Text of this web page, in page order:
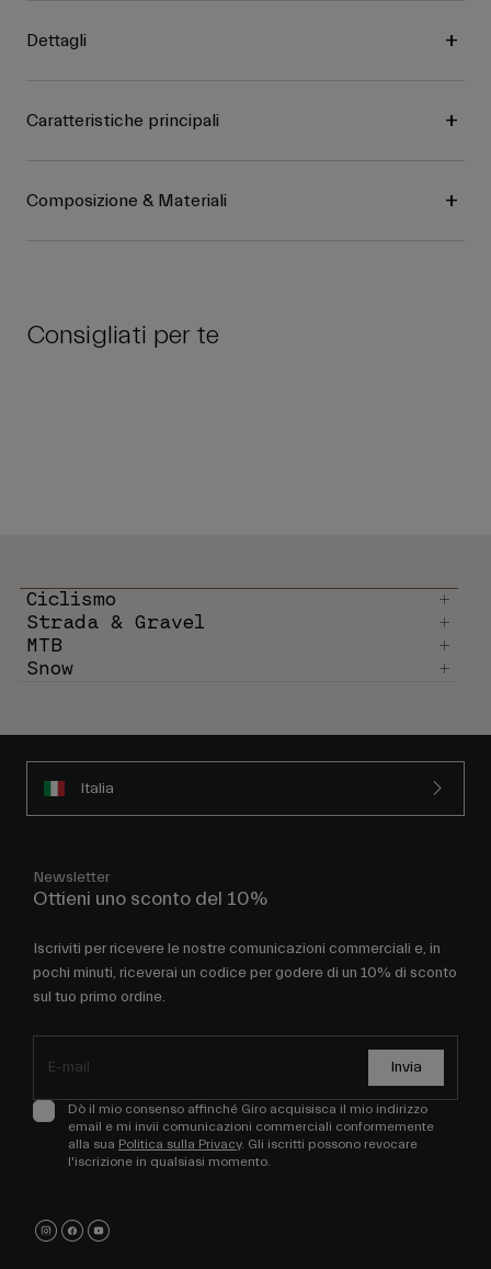
Dettagli
Caratteristiche principali
Composizione & Materiali
Consigliati per te
Ciclismo
Strada & Gravel
MTB
Snow
Italia
Newsletter
Ottieni uno sconto del 10%
Iscriviti per ricevere le nostre comunicazioni commerciali e, in
pochi minuti, riceverai un codice per godere di un 10% di sconto
sul tuo primo ordine.
Invia
Dò il mio consenso affinché Giro acquisisca il mio indirizzo
email e mi invii comunicazioni commerciali conformemente
alla sua Politica sulla Privacy. Gli iscritti possono revocare
l'iscrizione in qualsiasi momento.